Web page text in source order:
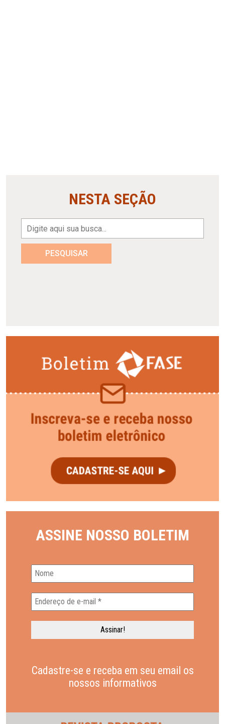
NESTA SEÇÃO
PESQUISAR
ASSINE NOSSO BOLETIM
Cadastre-se e receba em seu email os
nossos informativos